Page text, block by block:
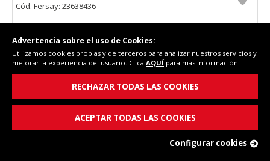
Kit tiras led 2 unidades Vestel 23638436 LED 2
BAR.32"DLED VNB CEM3 M5.5_YEDPA
Cód. Fersay: 23638436
Advertencia sobre el uso de Cookies:
Utilizamos cookies propias y de terceros para analizar nuestros servicios y
mejorar la experiencia del usuario. Clica AQUÍ para más información.
RECHAZAR TODAS LAS COOKIES
ACEPTAR TODAS LAS COOKIES
Configurar cookies